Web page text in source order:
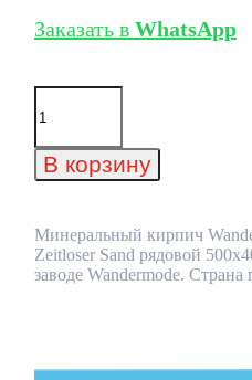
Заказать в WhatsApp
Количество
товара
кирпич
Wandermode
Zeitloser
Sand
рядовой
В корзину
Минеральный кирпич
Zeitloser Sand рядовой
заводе Wandermode. Страна